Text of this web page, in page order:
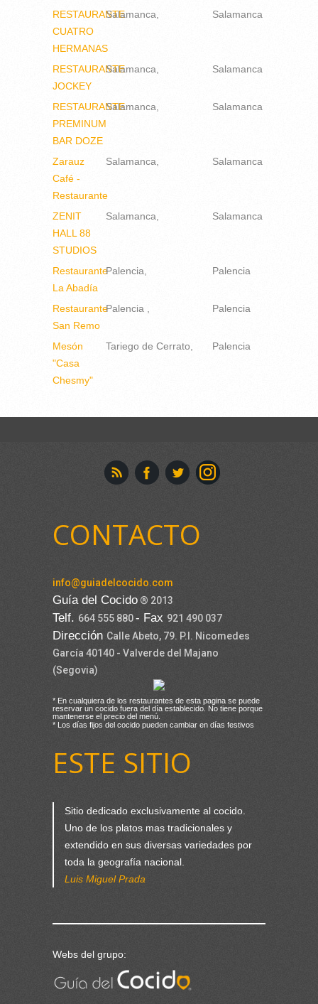
RESTAURANTE
CUATRO
HERMANAS
Salamanca Salamanca
RESTAURANTE
JOCKEY
Salamanca Salamanca
RESTAURANTE
PREMINUM
BAR DOZE
Salamanca Salamanca
Zarauz
Café -
Restaurante
Salamanca Salamanca
ZENIT
HALL 88
STUDIOS
Salamanca Salamanca
Restaurante
La Abadía
Palencia Palencia
Restaurante
San Remo
Palencia Palencia
Mesón
"Casa
Chesmy"
Tariego de Cerrato Palencia
CONTACTO
info@guiadelcocido.com
Guía del Cocido ® 2013
Telf. 664 555 880- Fax 921 490 037
Dirección Calle Abeto, 79. P.I. Nicomedes
García 40140 - Valverde del Majano
(Segovia)
* En cualquiera de los restaurantes de esta pagina se puede
reservar un cocido fuera del día establecido. No tiene porque
mantenerse el precio del menú.
* Los días fijos del cocido pueden cambiar en días festivos
ESTE SITIO
Sitio dedicado exclusivamente al cocido.
Uno de los platos mas tradicionales y
extendido en sus diversas variedades por
toda la geografía nacional.
Luis Miguel Prada
Webs del grupo: